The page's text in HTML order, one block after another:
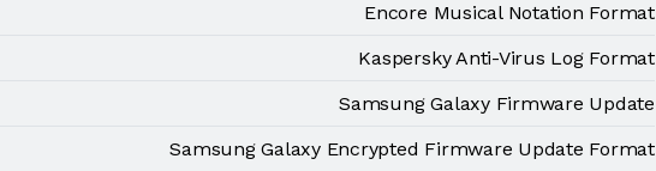
Encore Musical Notation Format
Kaspersky Anti-Virus Log Format
Samsung Galaxy Firmware Update
Samsung Galaxy Encrypted Firmware Update Format